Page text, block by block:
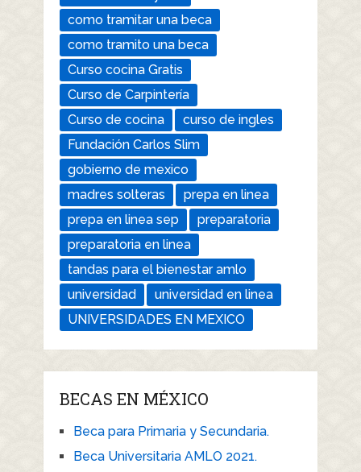
como tramitar una beca
como tramito una beca
Curso cocina Gratis
Curso de Carpintería
Curso de cocina
curso de ingles
Fundación Carlos Slim
gobierno de mexico
madres solteras
prepa en linea
prepa en linea sep
preparatoria
preparatoria en linea
tandas para el bienestar amlo
universidad
universidad en linea
UNIVERSIDADES EN MEXICO
BECAS EN MÉXICO
Beca para Primaria y Secundaria.
Beca Universitaria AMLO 2021.